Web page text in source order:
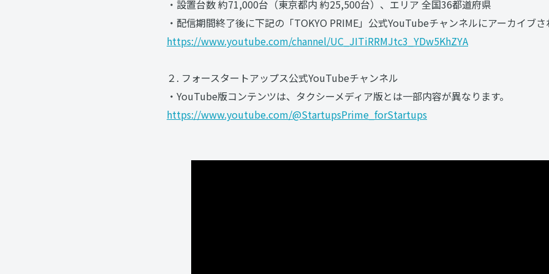
・設置台数 約71,000台（東京都内 約25,500台）、エリア 全国36都道府県
・配信期間終了後に下記の「TOKYO PRIME」公式YouTubeチャンネルにアーカイブさ
https://www.youtube.com/channel/UC_JITiRRMJtc3_YDw5KhZYA
２. フォースタートアップス公式YouTubeチャンネル
・YouTube版コンテンツは、タクシーメディア版とは一部内容が異なります。
https://www.youtube.com/@StartupsPrime_forStartups